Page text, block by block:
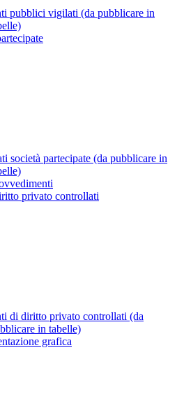
pubblici vigilati (da pubblicare in
società partecipate (da pubblicare in
privato controllati
di diritto privato controllati (da
in tabelle)
grafica